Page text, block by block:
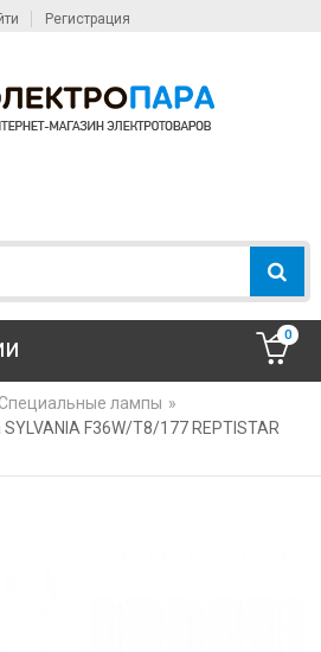
Регистрация
0
Специальные лампы »
F36W/Т8/177 REPTISTAR